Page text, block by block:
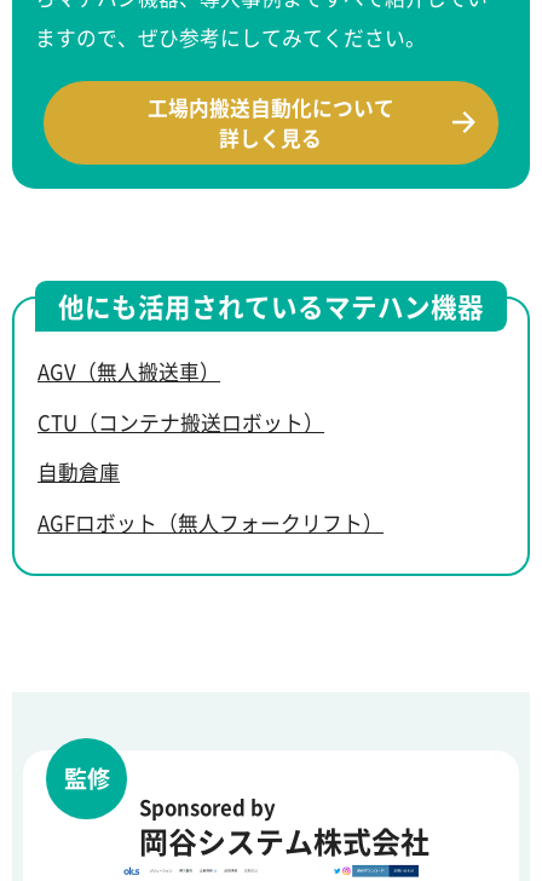
ますので、ぜひ参考にしてみてください。
工場内搬送自動化について
詳しく見る
他にも活用されているマテハン機器
AGV（無人搬送車）
CTU（コンテナ搬送ロボット）
自動倉庫
AGFロボット（無人フォークリフト）
監修
Sponsored by
岡谷システム株式会社